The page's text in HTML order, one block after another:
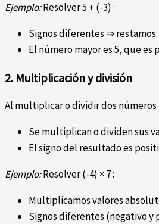
Ejemplo:Resolver 5 + (-3) :
Signos diferentes ⇒ restamos:
El número mayor es 5, que
2. Multiplicación y división
Al multiplicar o dividir dos números
Se multiplican o dividen sus
El signo del resultado es
Ejemplo:Resolver (-4) × 7 :
Multiplicamos valores
Signos diferentes (negativo y